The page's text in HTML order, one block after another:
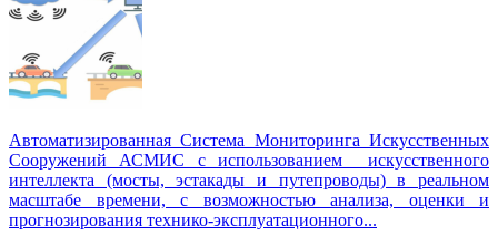
Автоматизированная Система Мониторинга Искусственных
Сооружений АСМИС с использованием искусственного
интеллекта (мосты, эстакады и путепроводы) в реальном
масштабе времени, с возможностью анализа, оценки и
прогнозирования технико-эксплуатационного...